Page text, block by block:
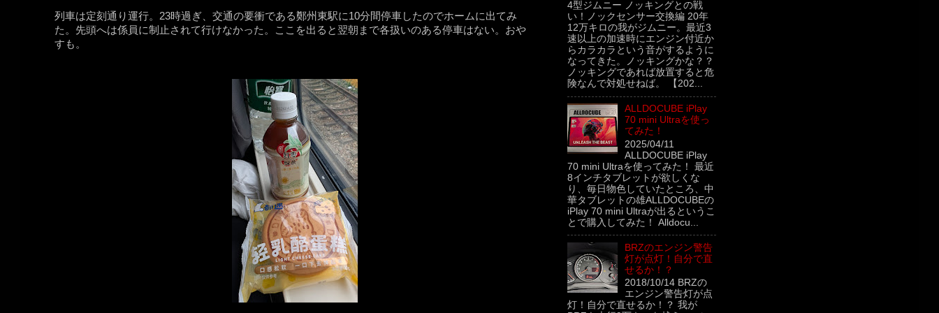
列車は定刻通り運行。23時過ぎ、交通の要衝である鄭州東駅に10分間停車したのでホームに出てみ
た。先頭へは係員に制止されて行けなかった。ここを出ると翌朝まで各扱いのある停車はない。おや
すも。
4型ジムニー ノッキングとの戦
い！ノックセンサー交換編 20年
12万キロの我がジムニー。最近3
速以上の加速時にエンジン付近か
らカラカラという音がするように
なってきた。ノッキングかな？？
ノッキングであれば放置すると危
険なんで対処せねば。 【202...
ALLDOCUBE iPlay
70 mini Ultraを使っ
てみた！
2025/04/11
ALLDOCUBE iPlay
70 mini Ultraを使ってみた！ 最近
8インチタブレットが欲しくな
り、毎日物色していたところ、中
華タブレットの雄ALLDOCUBEの
iPlay 70 mini Ultraが出るというこ
とで購入してみた！ Alldocu...
BRZのエンジン警告
灯が点灯！自分で直
せるか！？
2018/10/14 BRZの
エンジン警告灯が点
灯！自分で直せるか！？ 我が